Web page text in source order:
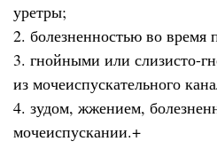
уретры;
2. болезненностью во время
3. гнойными или слизисто-
из мочеиспускательного
4. зудом, жжением,
мочеиспускании.+